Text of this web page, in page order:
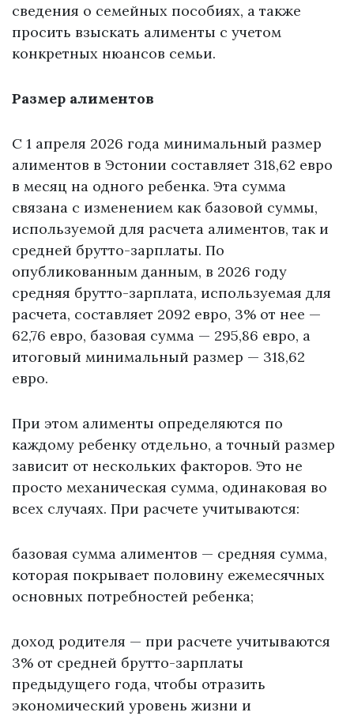
сведения о семейных пособиях, а также
просить взыскать алименты с учетом
конкретных нюансов семьи.
Размер алиментов
С 1 апреля 2026 года минимальный размер
алиментов в Эстонии составляет 318,62 евро
в месяц на одного ребенка. Эта сумма
связана с изменением как базовой суммы,
используемой для расчета алиментов, так и
средней брутто-зарплаты. По
опубликованным данным, в 2026 году
средняя брутто-зарплата, используемая для
расчета, составляет 2092 евро, 3% от нее —
62,76 евро, базовая сумма — 295,86 евро, а
итоговый минимальный размер — 318,62
евро.
При этом алименты определяются по
каждому ребенку отдельно, а точный размер
зависит от нескольких факторов. Это не
просто механическая сумма, одинаковая во
всех случаях. При расчете учитываются:
базовая сумма алиментов — средняя сумма,
которая покрывает половину ежемесячных
основных потребностей ребенка;
доход родителя — при расчете учитываются
3% от средней брутто-зарплаты
предыдущего года, чтобы отразить
экономический уровень жизни и